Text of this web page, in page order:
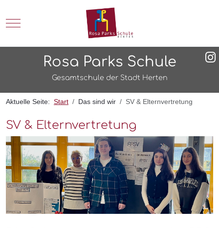
Mobile Menu Toggle
Rosa Parks Schule
Gesamtschule der Stadt Herten
Aktuelle Seite: Start Das sind wir SV & Elternvertretung
SV & Elternvertretung